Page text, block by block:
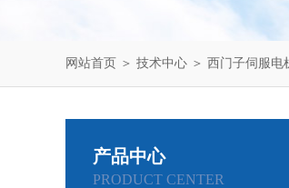
网站首页 ＞ 技术中心 ＞ 西门子伺服电
产品中心
PRODUCT CENTER